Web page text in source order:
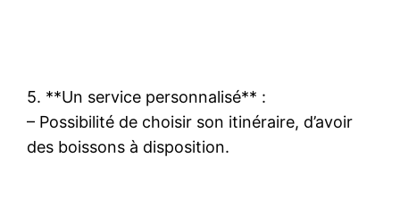
5. **Un service personnalisé** :
– Possibilité de choisir son itinéraire, d’avoir
des boissons à disposition.